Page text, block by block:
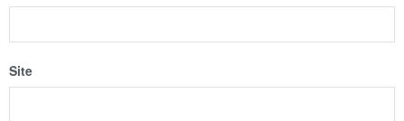
Site